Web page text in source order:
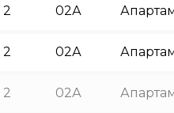
2 02А
2 02А
2 02А